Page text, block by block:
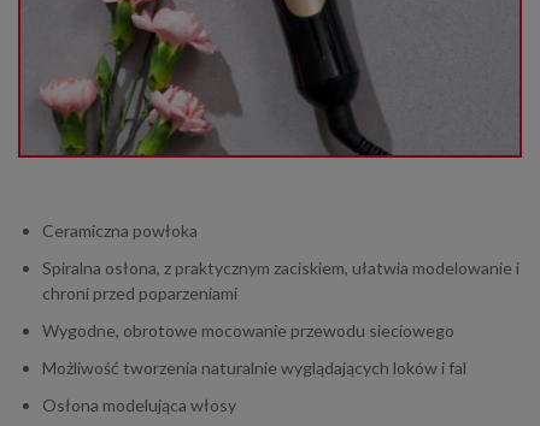
Ceramiczna powłoka
Spiralna osłona, z praktycznym zaciskiem, ułatwia modelowanie i
chroni przed poparzeniami
Wygodne, obrotowe mocowanie przewodu sieciowego
Możliwość tworzenia naturalnie wyglądających loków i fal
Osłona modelująca włosy